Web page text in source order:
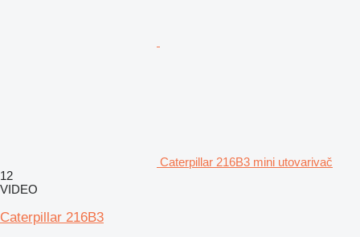
Caterpillar 216B3 mini utovarivač
12
VIDEO
Caterpillar 216B3